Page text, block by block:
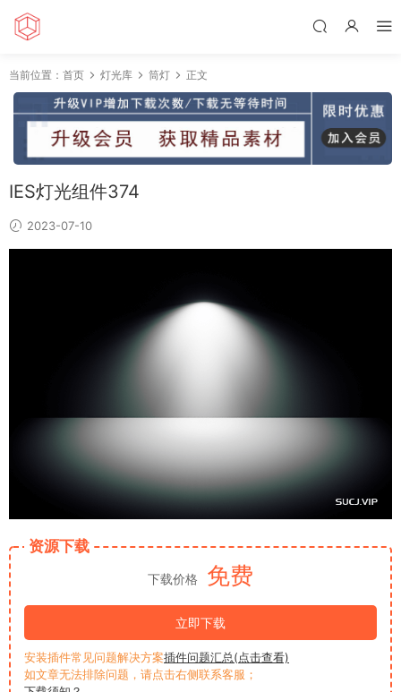
当前位置： 首页 灯光库 筒灯 正文
IES灯光组件374
2023-07-10
资源下载
下载价格 免费
立即下载
安装插件常见问题解决方案插件问题汇总(点击查看)
如文章无法排除问题，请点击右侧联系客服；